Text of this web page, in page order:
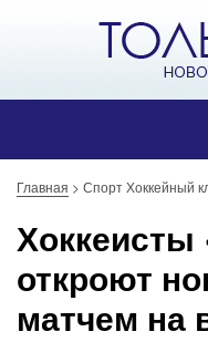
Главная > Спорт Хоккейный
Хоккеисты
откроют
матчем на